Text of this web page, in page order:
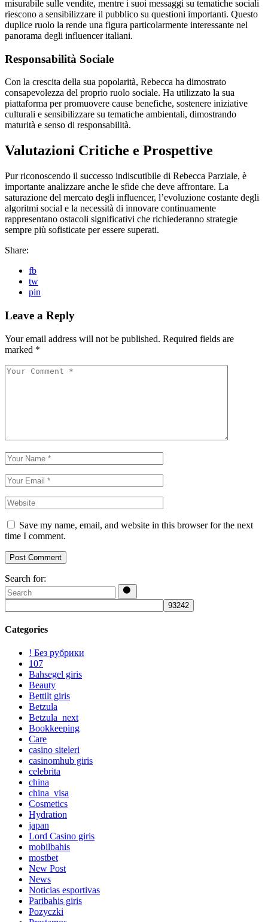
misurabile sulle vendite, mentre i suoi messaggi su tematiche sociali
riescono a sensibilizzare il pubblico su questioni importanti. Questo
duplice ruolo la rende una figura particolarmente interessante nel
panorama degli influencer italiani.
Responsabilità Sociale
Con la crescita della sua popolarità, Rebecca ha dimostrato
consapevolezza del proprio ruolo sociale. Ha utilizzato la sua
piattaforma per promuovere cause benefiche, sostenere iniziative
culturali e sensibilizzare su tematiche ambientali, dimostrando
maturità e senso di responsabilità.
Valutazioni Critiche e Prospettive
Pur riconoscendo il successo indiscutibile di Rebecca Parziale, è
importante analizzare anche le sfide che deve affrontare. La
saturazione del mercato degli influencer, l’evoluzione costante degli
algoritmi social e la necessità di innovare continuamente
rappresentano ostacoli significativi che richiederanno strategie
sempre più sofisticate per essere superati.
Share:
fb
tw
pin
Leave a Reply
Your email address will not be published. Required fields are
marked *
Save my name, email, and website in this browser for the next
time I comment.
Post Comment
Search for:
Categories
! Без рубрики
107
Bahsegel giris
Beauty
Bettilt giris
Betzula
Betzula_next
Bookkeeping
Care
casino siteleri
casinomhub giris
celebrita
china
china_visa
Cosmetics
Hydration
japan
Lord Сasino giris
mobilbahis
mostbet
New Post
News
Noticias esportivas
Paribahis giris
Pozyczki